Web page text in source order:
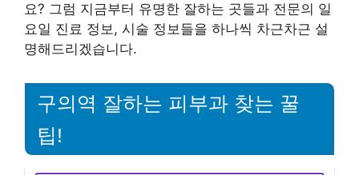
요? 그럼 지금부터 유명한 잘하는 곳들과 전문의 일
요일 진료 정보, 시술 정보들을 하나씩 차근차근 설
명해드리겠습니다.
구의역 잘하는 피부과 찾는 꿀
팁!